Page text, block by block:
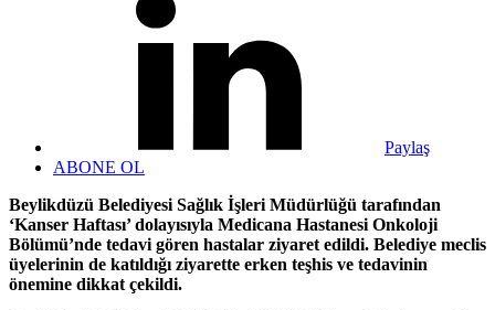
Paylaş
ABONE OL
Beylikdüzü Belediyesi Sağlık İşleri Müdürlüğü tarafından
‘Kanser Haftası’ dolayısıyla Medicana Hastanesi Onkoloji
Bölümü’nde tedavi gören hastalar ziyaret edildi. Belediye meclis
üyelerinin de katıldığı ziyarette erken teşhis ve tedavinin
önemine dikkat çekildi.